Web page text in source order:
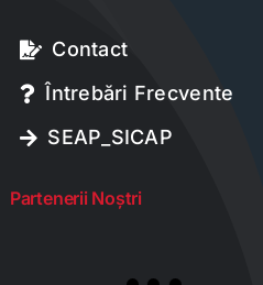
Contact
Întrebări Frecvente
SEAP_SICAP
Partenerii Noștri